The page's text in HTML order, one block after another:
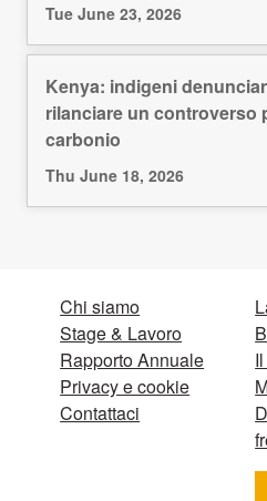
Tue June 23, 2026
Kenya: indigeni
rilanciare un controverso
carbonio
Thu June 18, 2026
Chi siamo
Stage & Lavoro
Rapporto Annuale
Privacy e cookie
Contattaci